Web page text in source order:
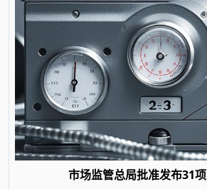
市场监管总局批准发布31